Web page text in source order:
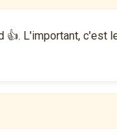
👍. L'important, c'est